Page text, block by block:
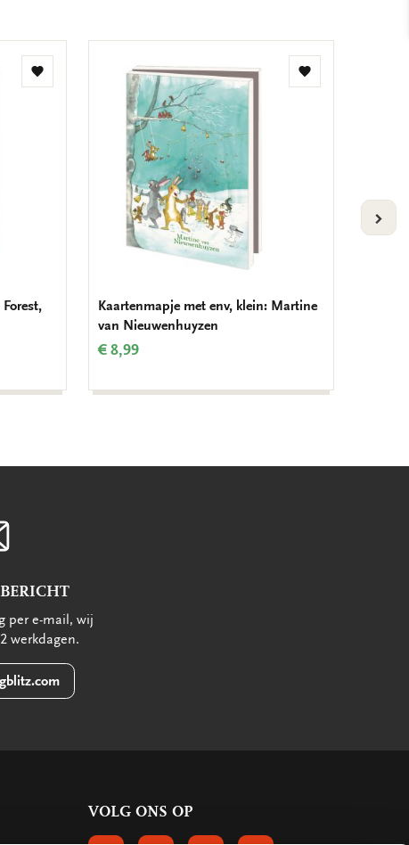
Toevoegen
Toevoegen
Kaartenmapje met env, klein: Martine
van Nieuwenhuyzen
€ 8,99
per e-mail, wij
werkdagen.
VOLG ONS OP